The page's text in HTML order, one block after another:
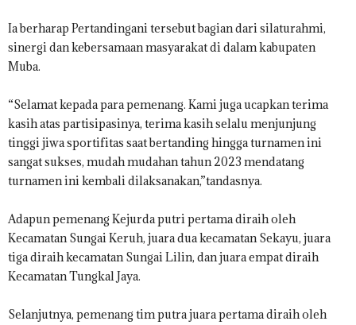
Ia berharap Pertandingani tersebut bagian dari silaturahmi,
sinergi dan kebersamaan masyarakat di dalam kabupaten
Muba.
“Selamat kepada para pemenang. Kami juga ucapkan terima
kasih atas partisipasinya, terima kasih selalu menjunjung
tinggi jiwa sportifitas saat bertanding hingga turnamen ini
sangat sukses, mudah mudahan tahun 2023 mendatang
turnamen ini kembali dilaksanakan,”tandasnya.
Adapun pemenang Kejurda putri pertama diraih oleh
Kecamatan Sungai Keruh, juara dua kecamatan Sekayu, juara
tiga diraih kecamatan Sungai Lilin, dan juara empat diraih
Kecamatan Tungkal Jaya.
Selanjutnya, pemenang tim putra juara pertama diraih oleh